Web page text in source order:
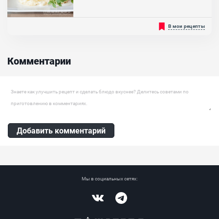
Ингредиенты:
Голец, Розмарин, Сухой тимьян, Лимон , Масло растительное
Рекомендуем к вашему приготовлению вкусную, ароматную и
нежную сырную лазанью. Приготовить данное блюдо вы можете
удивить своих близким. Готовится она из доступных
ингредиентов, которые...
В мои рецепты
Комментарии
Оставить комментарий
Добавить комментарий
Мы в социальных сетях: